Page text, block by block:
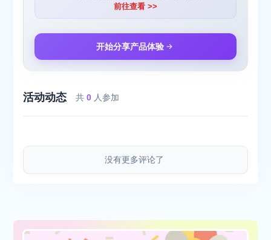
3. 多语言支持，网站可多语言切换，也可生成不同语言的内容
使用评价：编辑图片便捷，界面友好，适合设计和P图爱好者。
前往查看 >>
开始分享产品体验
活动动态 共0 人参加
没有更多评论了